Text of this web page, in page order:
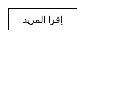
إقرا المزيد